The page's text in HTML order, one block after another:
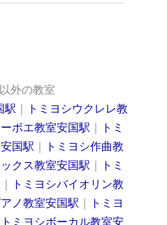
外の教室
駅 ｜ トミヨシウクレレ教
ボエ教室安国駅 ｜ トミ
国駅 ｜ トミヨシ作曲教
クス教室安国駅 ｜ トミ
｜ トミヨシバイオリン教
ノ教室安国駅 ｜ トミヨ
トミヨシボーカル教室安